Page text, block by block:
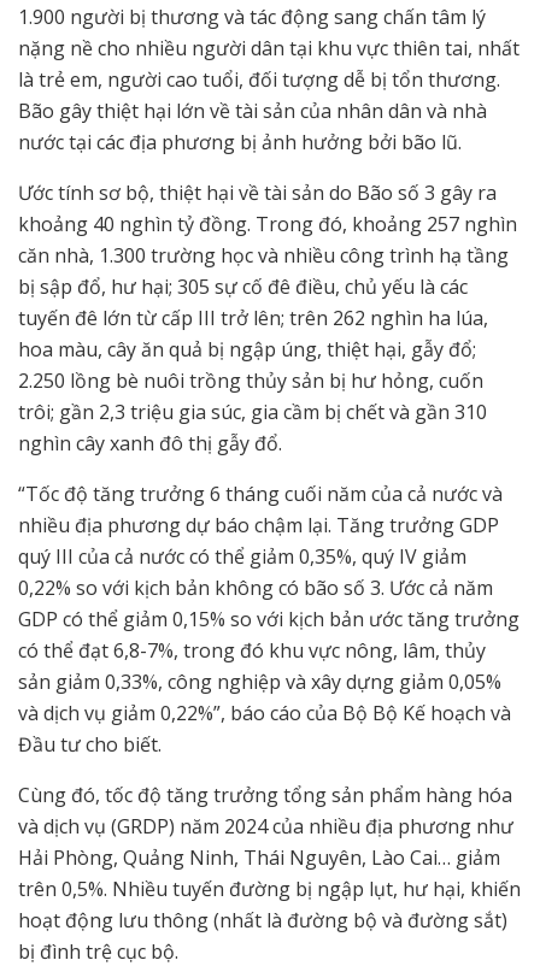
1.900 người bị thương và tác động sang chấn tâm lý
nặng nề cho nhiều người dân tại khu vực thiên tai, nhất
là trẻ em, người cao tuổi, đối tượng dễ bị tổn thương.
Bão gây thiệt hại lớn về tài sản của nhân dân và nhà
nước tại các địa phương bị ảnh hưởng bởi bão lũ.
Ước tính sơ bộ, thiệt hại về tài sản do Bão số 3 gây ra
khoảng 40 nghìn tỷ đồng. Trong đó, khoảng 257 nghìn
căn nhà, 1.300 trường học và nhiều công trình hạ tầng
bị sập đổ, hư hại; 305 sự cố đê điều, chủ yếu là các
tuyến đê lớn từ cấp III trở lên; trên 262 nghìn ha lúa,
hoa màu, cây ăn quả bị ngập úng, thiệt hại, gẫy đổ;
2.250 lồng bè nuôi trồng thủy sản bị hư hỏng, cuốn
trôi; gần 2,3 triệu gia súc, gia cầm bị chết và gần 310
nghìn cây xanh đô thị gẫy đổ.
“Tốc độ tăng trưởng 6 tháng cuối năm của cả nước và
nhiều địa phương dự báo chậm lại. Tăng trưởng GDP
quý III của cả nước có thể giảm 0,35%, quý IV giảm
0,22% so với kịch bản không có bão số 3. Ước cả năm
GDP có thể giảm 0,15% so với kịch bản ước tăng trưởng
có thể đạt 6,8-7%, trong đó khu vực nông, lâm, thủy
sản giảm 0,33%, công nghiệp và xây dựng giảm 0,05%
và dịch vụ giảm 0,22%”, báo cáo của Bộ Bộ Kế hoạch và
Đầu tư cho biết.
Cùng đó, tốc độ tăng trưởng tổng sản phẩm hàng hóa
và dịch vụ (GRDP) năm 2024 của nhiều địa phương như
Hải Phòng, Quảng Ninh, Thái Nguyên, Lào Cai… giảm
trên 0,5%. Nhiều tuyến đường bị ngập lụt, hư hại, khiến
hoạt động lưu thông (nhất là đường bộ và đường sắt)
bị đình trệ cục bộ.